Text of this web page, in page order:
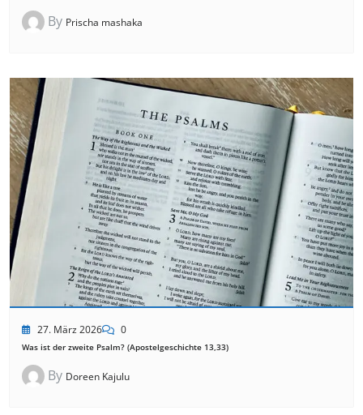
By Prischa mashaka
27. März 2026 0
Was ist der zweite Psalm? (Apostelgeschichte 13,33)
By Doreen Kajulu